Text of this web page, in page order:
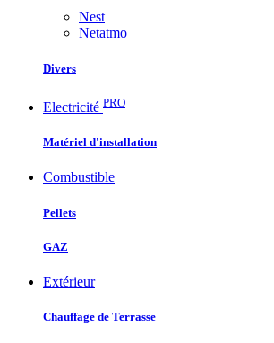
Nest
Netatmo
Divers
Electricité PRO
Matériel d'installation
Combustible
Pellets
GAZ
Extérieur
Chauffage de Terrasse